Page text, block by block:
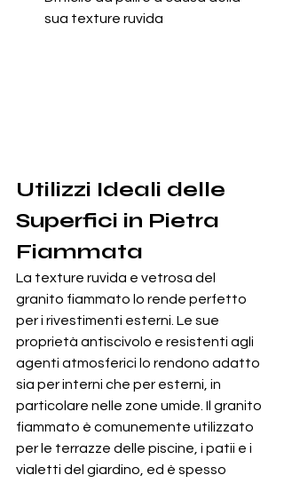
sua texture ruvida
Utilizzi Ideali delle
Superfici in Pietra
Fiammata
La texture ruvida e vetrosa del
granito fiammato lo rende perfetto
per i rivestimenti esterni. Le sue
proprietà antiscivolo e resistenti agli
agenti atmosferici lo rendono adatto
sia per interni che per esterni, in
particolare nelle zone umide. Il granito
fiammato è comunemente utilizzato
per le terrazze delle piscine, i patii e i
vialetti del giardino, ed è spesso